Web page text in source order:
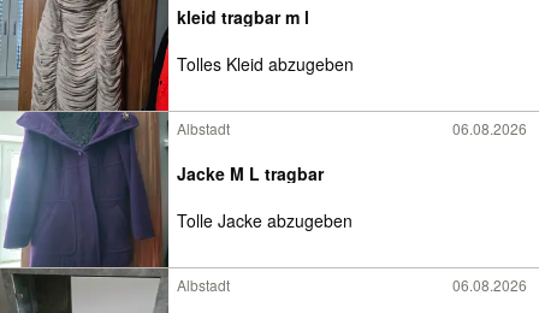
kleid tragbar m l
Tolles Kleid abzugeben
Albstadt 06.08.2026
Jacke M L tragbar
Tolle Jacke abzugeben
Albstadt 06.08.2026